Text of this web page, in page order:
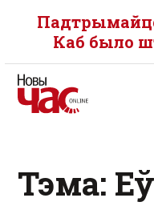
Каб было
Тэма: